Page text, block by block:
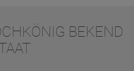
BEKEND